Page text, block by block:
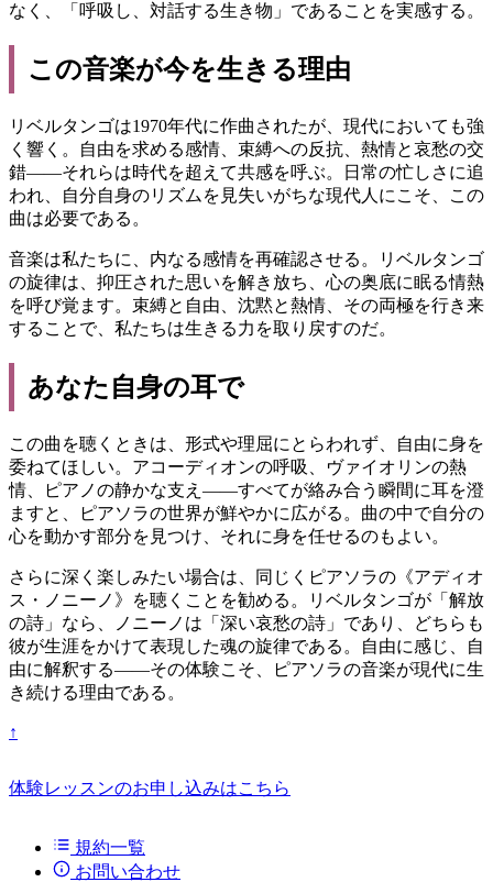
なく、「呼吸し、対話する生き物」であることを実感する。
この音楽が今を生きる理由
リベルタンゴは1970年代に作曲されたが、現代においても強
く響く。自由を求める感情、束縛への反抗、熱情と哀愁の交
錯――それらは時代を超えて共感を呼ぶ。日常の忙しさに追
われ、自分自身のリズムを見失いがちな現代人にこそ、この
曲は必要である。
音楽は私たちに、内なる感情を再確認させる。リベルタンゴ
の旋律は、抑圧された思いを解き放ち、心の奥底に眠る情熱
を呼び覚ます。束縛と自由、沈黙と熱情、その両極を行き来
することで、私たちは生きる力を取り戻すのだ。
あなた自身の耳で
この曲を聴くときは、形式や理屈にとらわれず、自由に身を
委ねてほしい。アコーディオンの呼吸、ヴァイオリンの熱
情、ピアノの静かな支え――すべてが絡み合う瞬間に耳を澄
ますと、ピアソラの世界が鮮やかに広がる。曲の中で自分の
心を動かす部分を見つけ、それに身を任せるのもよい。
さらに深く楽しみたい場合は、同じくピアソラの《アディオ
ス・ノニーノ》を聴くことを勧める。リベルタンゴが「解放
の詩」なら、ノニーノは「深い哀愁の詩」であり、どちらも
彼が生涯をかけて表現した魂の旋律である。自由に感じ、自
由に解釈する――その体験こそ、ピアソラの音楽が現代に生
き続ける理由である。
↑
体験レッスンのお申し込みはこちら
規約一覧
お問い合わせ